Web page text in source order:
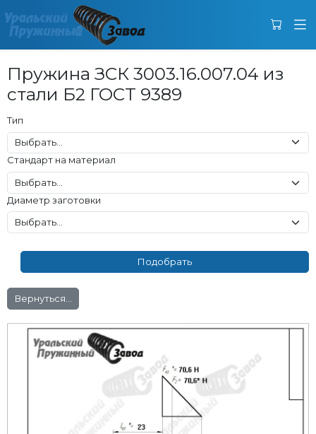
Пружина ЗСК 3003.16.007.04 из
стали Б2 ГОСТ 9389
Тип
Стандарт на материал
Диаметр заготовки
Вернуться...